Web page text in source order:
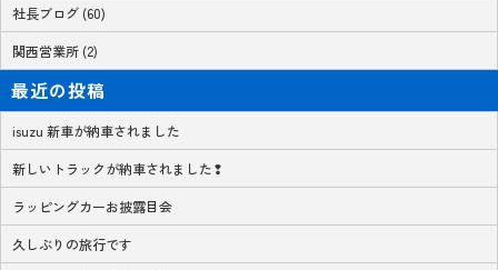
社長ブログ (60)
関西営業所 (2)
最近の投稿
isuzu 新車が納車されました
新しいトラックが納車されました❢
ラッピングカーお披露目会
久しぶりの旅行です